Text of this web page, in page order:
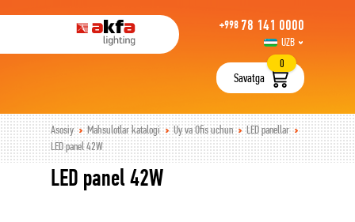
+998 78 141 0000
UZB
РУС
Savatga
0
Asosiy Mahsulotlar katalogi Uy va Ofis uchun
LED panellar
LED panel 42W
LED panel 42W